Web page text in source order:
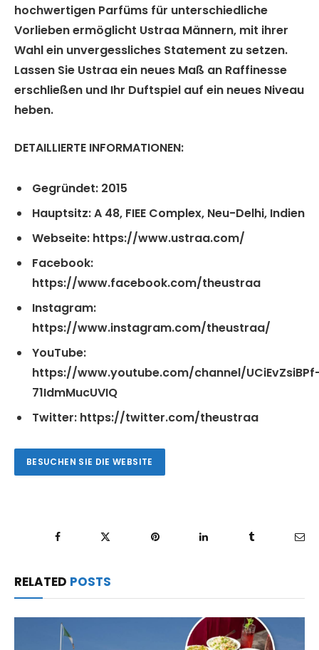
hochwertigen Parfüms für unterschiedliche
Vorlieben ermöglicht Ustraa Männern, mit ihrer
Wahl ein unvergessliches Statement zu setzen.
Lassen Sie Ustraa ein neues Maß an Raffinesse
erschließen und Ihr Duftspiel auf ein neues Niveau
heben.
DETAILLIERTE INFORMATIONEN:
Gegründet: 2015
Hauptsitz: A 48, FIEE Complex, Neu-Delhi, Indien
Webseite: https://www.ustraa.com/
Facebook:
https://www.facebook.com/theustraa
Instagram:
https://www.instagram.com/theustraa/
YouTube:
https://www.youtube.com/channel/
71IdmMucUVIQ
Twitter: https://twitter.com/theustraa
BESUCHEN SIE DIE WEBSITE
Facebook Pinterest LinkedIn Tumblr
RELATED POSTS